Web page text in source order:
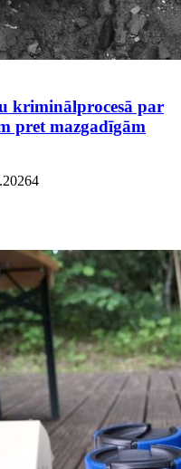
kriminālprocesā par
pret mazgadīgām
4